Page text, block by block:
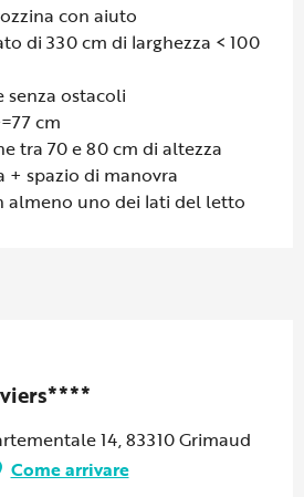
con aiuto
di 330 cm di larghezza < 100
senza ostacoli
cm
tra 70 e 80 cm di altezza
+ spazio di manovra
almeno uno dei lati del letto
14, 83310 Grimaud
Come arrivare